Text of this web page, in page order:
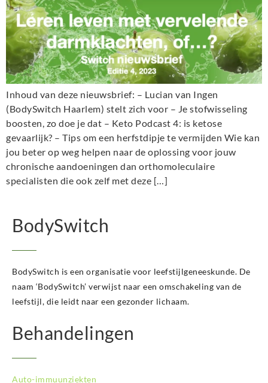
Inhoud van deze nieuwsbrief: – Lucian van Ingen
(BodySwitch Haarlem) stelt zich voor – Je stofwisseling
boosten, zo doe je dat – Keto Podcast 4: is ketose
gevaarlijk? – Tips om een herfstdipje te vermijden Wie kan
jou beter op weg helpen naar de oplossing voor jouw
chronische aandoeningen dan orthomoleculaire
specialisten die ook zelf met deze […]
BodySwitch
BodySwitch is een organisatie voor leefstijlgeneeskunde. De
naam ‘BodySwitch’ verwijst naar een omschakeling van de
leefstijl, die leidt naar een gezonder lichaam.
Behandelingen
Auto-immuunziekten